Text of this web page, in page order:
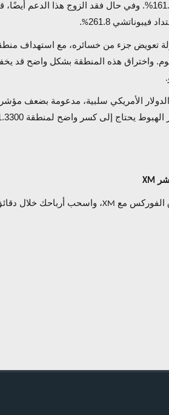
التراجع نحو مستوى 1.3170، والذي يمثل امتداد فيبوناتشي 161.8%. وفي حال فقد
%
.
واختراق هذه المنطقة بشكل واضح قد
.
الدولار الأمريكي سلبية، مدعومة بضعف
XM
فوركس مع XM، واسحب أرباحك خلال